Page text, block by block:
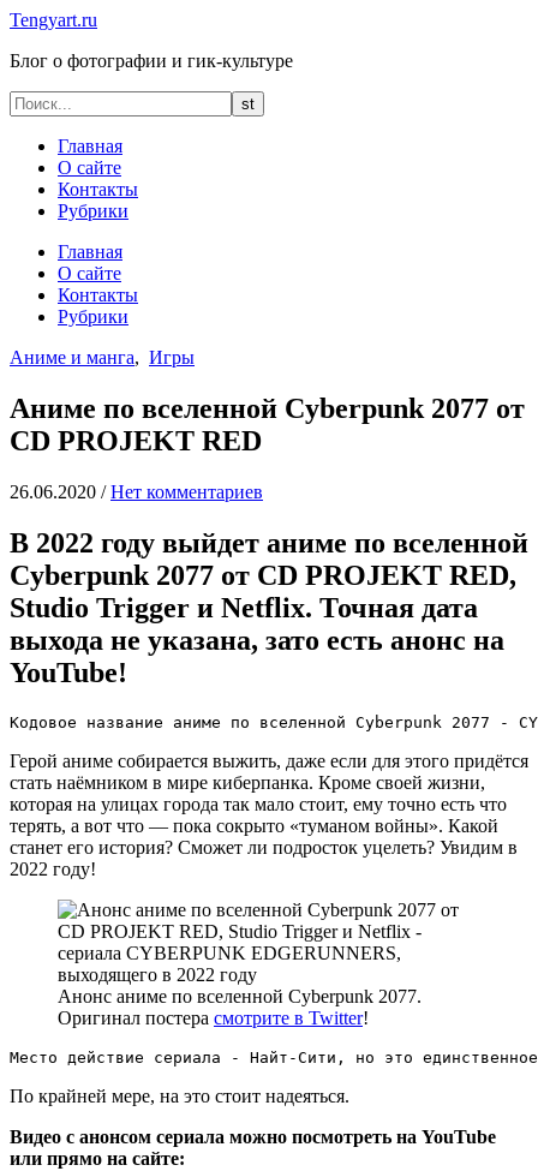
Tengyart.ru
Блог о фотографии и гик-культуре
Главная
О сайте
Контакты
Рубрики
Главная
О сайте
Контакты
Рубрики
Аниме и манга, Игры
Аниме по вселенной Cyberpunk 2077 от
CD PROJEKT RED
26.06.2020 / Нет комментариев
В 2022 году выйдет аниме по вселенной
Cyberpunk 2077 от CD PROJEKT RED,
Studio Trigger и Netflix. Точная дата
выхода не указана, зато есть анонс на
YouTube!
Кодовое название аниме по вселенной Cyberpunk 2077 -
Герой аниме собирается выжить, даже если для этого придётся
стать наёмником в мире киберпанка. Кроме своей жизни,
которая на улицах города так мало стоит, ему точно есть что
терять, а вот что — пока сокрыто «туманом войны». Какой
станет его история? Сможет ли подросток уцелеть? Увидим в
2022 году!
Анонс аниме по вселенной Cyberpunk 2077.
Оригинал постера смотрите в Twitter!
Место действие сериала - Найт-Сити, но это
По крайней мере, на это стоит надеяться.
Видео с анонсом сериала можно посмотреть на YouTube
или прямо на сайте: